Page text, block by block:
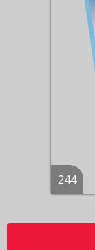
244